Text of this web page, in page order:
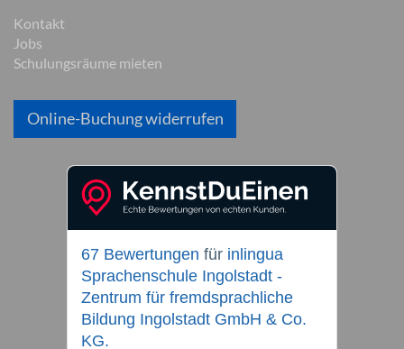
Kontakt
Jobs
Schulungsräume mieten
Online-Buchung widerrufen
67 Bewertungen für inlingua
Sprachenschule Ingolstadt -
Zentrum für fremdsprachliche
Bildung Ingolstadt GmbH & Co.
KG.